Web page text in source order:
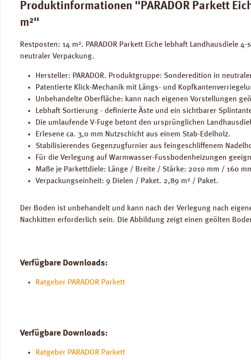
Produktinformationen "PARADOR Parkett
m²"
Restposten: 14 m². PARADOR Parkett Eiche lebhaft
neutraler Verpackung.
Hersteller: PARADOR. Produktgruppe: Sonderedition in
Patentierte Klick-Mechanik mit Längs- und
Unbehandelte Oberfläche: kann nach eigenen Vorstellungen
Lebhaft Sortierung - definierte Äste und ein sichtbarer
Die umlaufende V-Fuge betont den ursprünglichen
Erlesene ca. 3,0 mm Nutzschicht aus einem Stab-Edelholz.
Stabilisierendes Gegenzugfurnier aus feingeschliffenem
Für die Verlegung auf Warmwasser-Fussbodenheizungen
Maße je Parkettdiele: Länge / Breite / Stärke: 2010 mm / 160
Verpackungseinheit: 9 Dielen / Paket. 2,89 m² / Paket.
Der Boden ist unbehandelt und kann nach der Verlegung nach
Nachkitten erforderlich sein. Die Abbildung zeigt einen geölten
Verfügbare Downloads:
Ratgeber PARADOR Parkett
Verfügbare Downloads:
Ratgeber PARADOR Parkett